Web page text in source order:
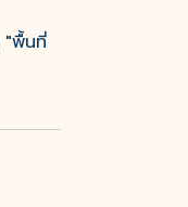
"พื้นที่